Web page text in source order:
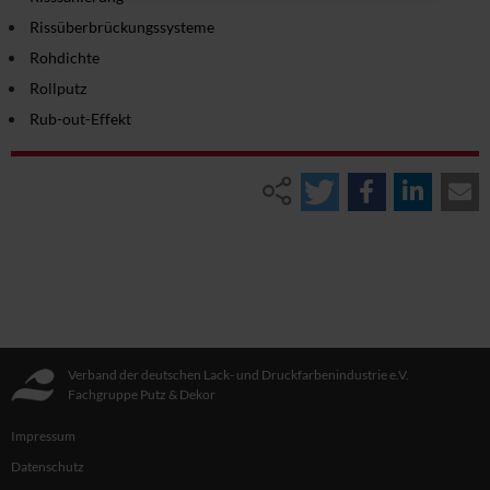
Rissüberbrückungssysteme
Rohdichte
Rollputz
Rub-out-Effekt
Verband der deutschen Lack- und Druckfarbenindustrie e.V.
Fachgruppe Putz & Dekor
Impressum
Datenschutz